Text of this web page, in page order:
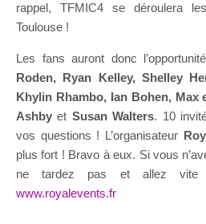
rappel, TFMIC4 se déroulera
Toulouse !
Les fans auront donc
Roden, Ryan Kelley, Shelley
Khylin Rhambo, Ian Bohen, Max
Ashby et Susan Walters. 10
vos questions ! L’organisateur
plus fort ! Bravo à eux. Si vous
ne tardez pas et allez
www.royalevents.fr